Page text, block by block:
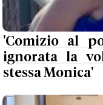
'Comizio al
ignorata la
stessa Monica'